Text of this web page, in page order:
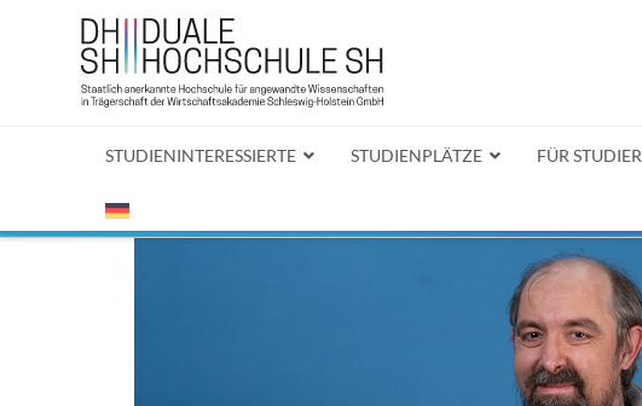
STUDIENINTERESSIERTE STUDIENPLÄTZE FÜR